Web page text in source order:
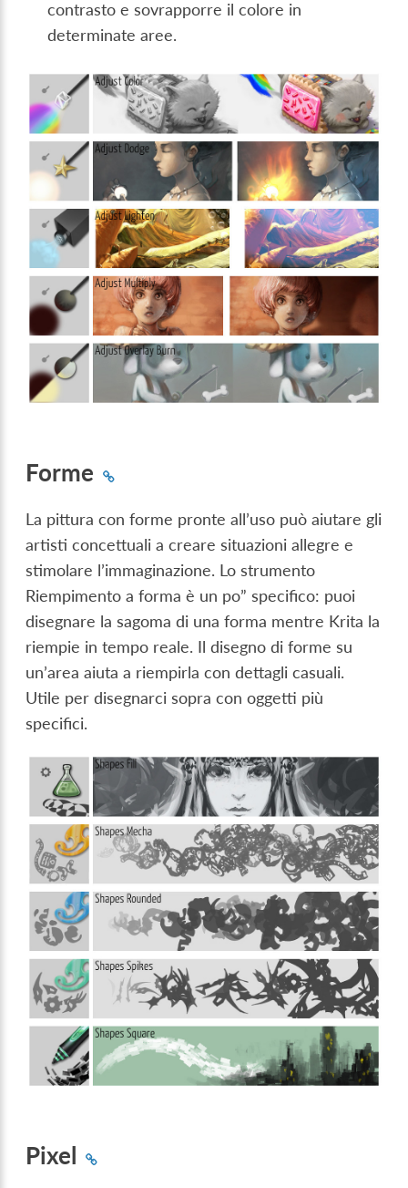
contrasto e sovrapporre il colore in
determinate aree.
Forme
La pittura con forme pronte all’uso può aiutare gli
artisti concettuali a creare situazioni allegre e
stimolare l’immaginazione. Lo strumento
Riempimento a forma è un po” specifico: puoi
disegnare la sagoma di una forma mentre Krita la
riempie in tempo reale. Il disegno di forme su
un’area aiuta a riempirla con dettagli casuali.
Utile per disegnarci sopra con oggetti più
specifici.
Pixel